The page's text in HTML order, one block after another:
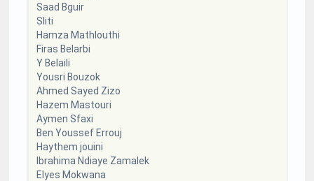
Saad Bguir
Sliti
Hamza Mathlouthi
Firas Belarbi
Y Belaili
Yousri Bouzok
Ahmed Sayed Zizo
Hazem Mastouri
Aymen Sfaxi
Ben Youssef Errouj
Haythem jouini
Ibrahima Ndiaye Zamalek
Elyes Mokwana